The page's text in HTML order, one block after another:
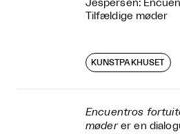
Jespersen:
Tilfældige møder
KUNSTPAKHUSET
Encuentros
møderer en